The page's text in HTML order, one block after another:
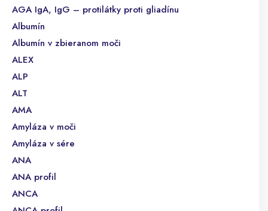
AGA IgA, IgG – protilátky proti gliadínu
Albumín
Albumín v zbieranom moči
ALEX
ALP
ALT
AMA
Amyláza v moči
Amyláza v sére
ANA
ANA profil
ANCA